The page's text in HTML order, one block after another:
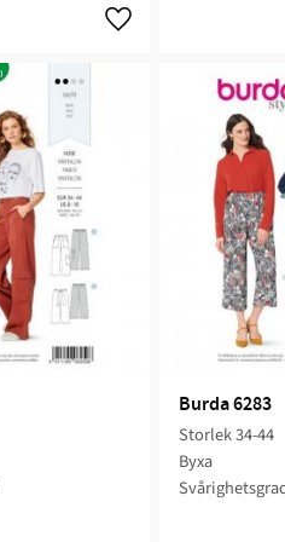
Lägg till i favoriter
Burda 6283
Storlek 34-44
Byxa